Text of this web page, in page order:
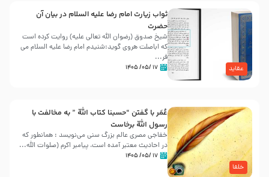
عقاید
ثواب زیارت امام رضا علیه السلام در بیان آن
حضرت
شیخ صدوق (رضوان الله تعالی علیه) روایت کرده است
که اباصلت هروی گوید:شنیدم امام رضا علیه السلام می
فر...
۱۷ /۰۵/ ۱۴۰۵
خلفا
عُمَر با گفتن “حسبنا كتاب اللّه ” به مخالفت با
رسول اللّه برخاست
خفاجی مصری عالم بزرگ سنی می‌نویسد : همانطور که
در احادیث معتبر آمده است، پیامبر اکرم (صلوات اللّه...
۱۷ /۰۵/ ۱۴۰۵